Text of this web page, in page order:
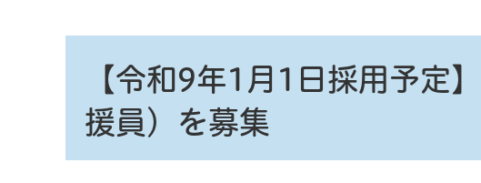
【令和9年1月1日採用予定
援員）を募集